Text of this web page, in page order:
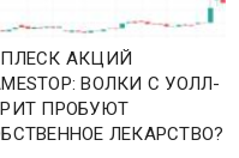
АКЦИЙ
ВОЛКИ С УОЛЛ-
ПРОБУЮТ
ЛЕКАРСТВО?